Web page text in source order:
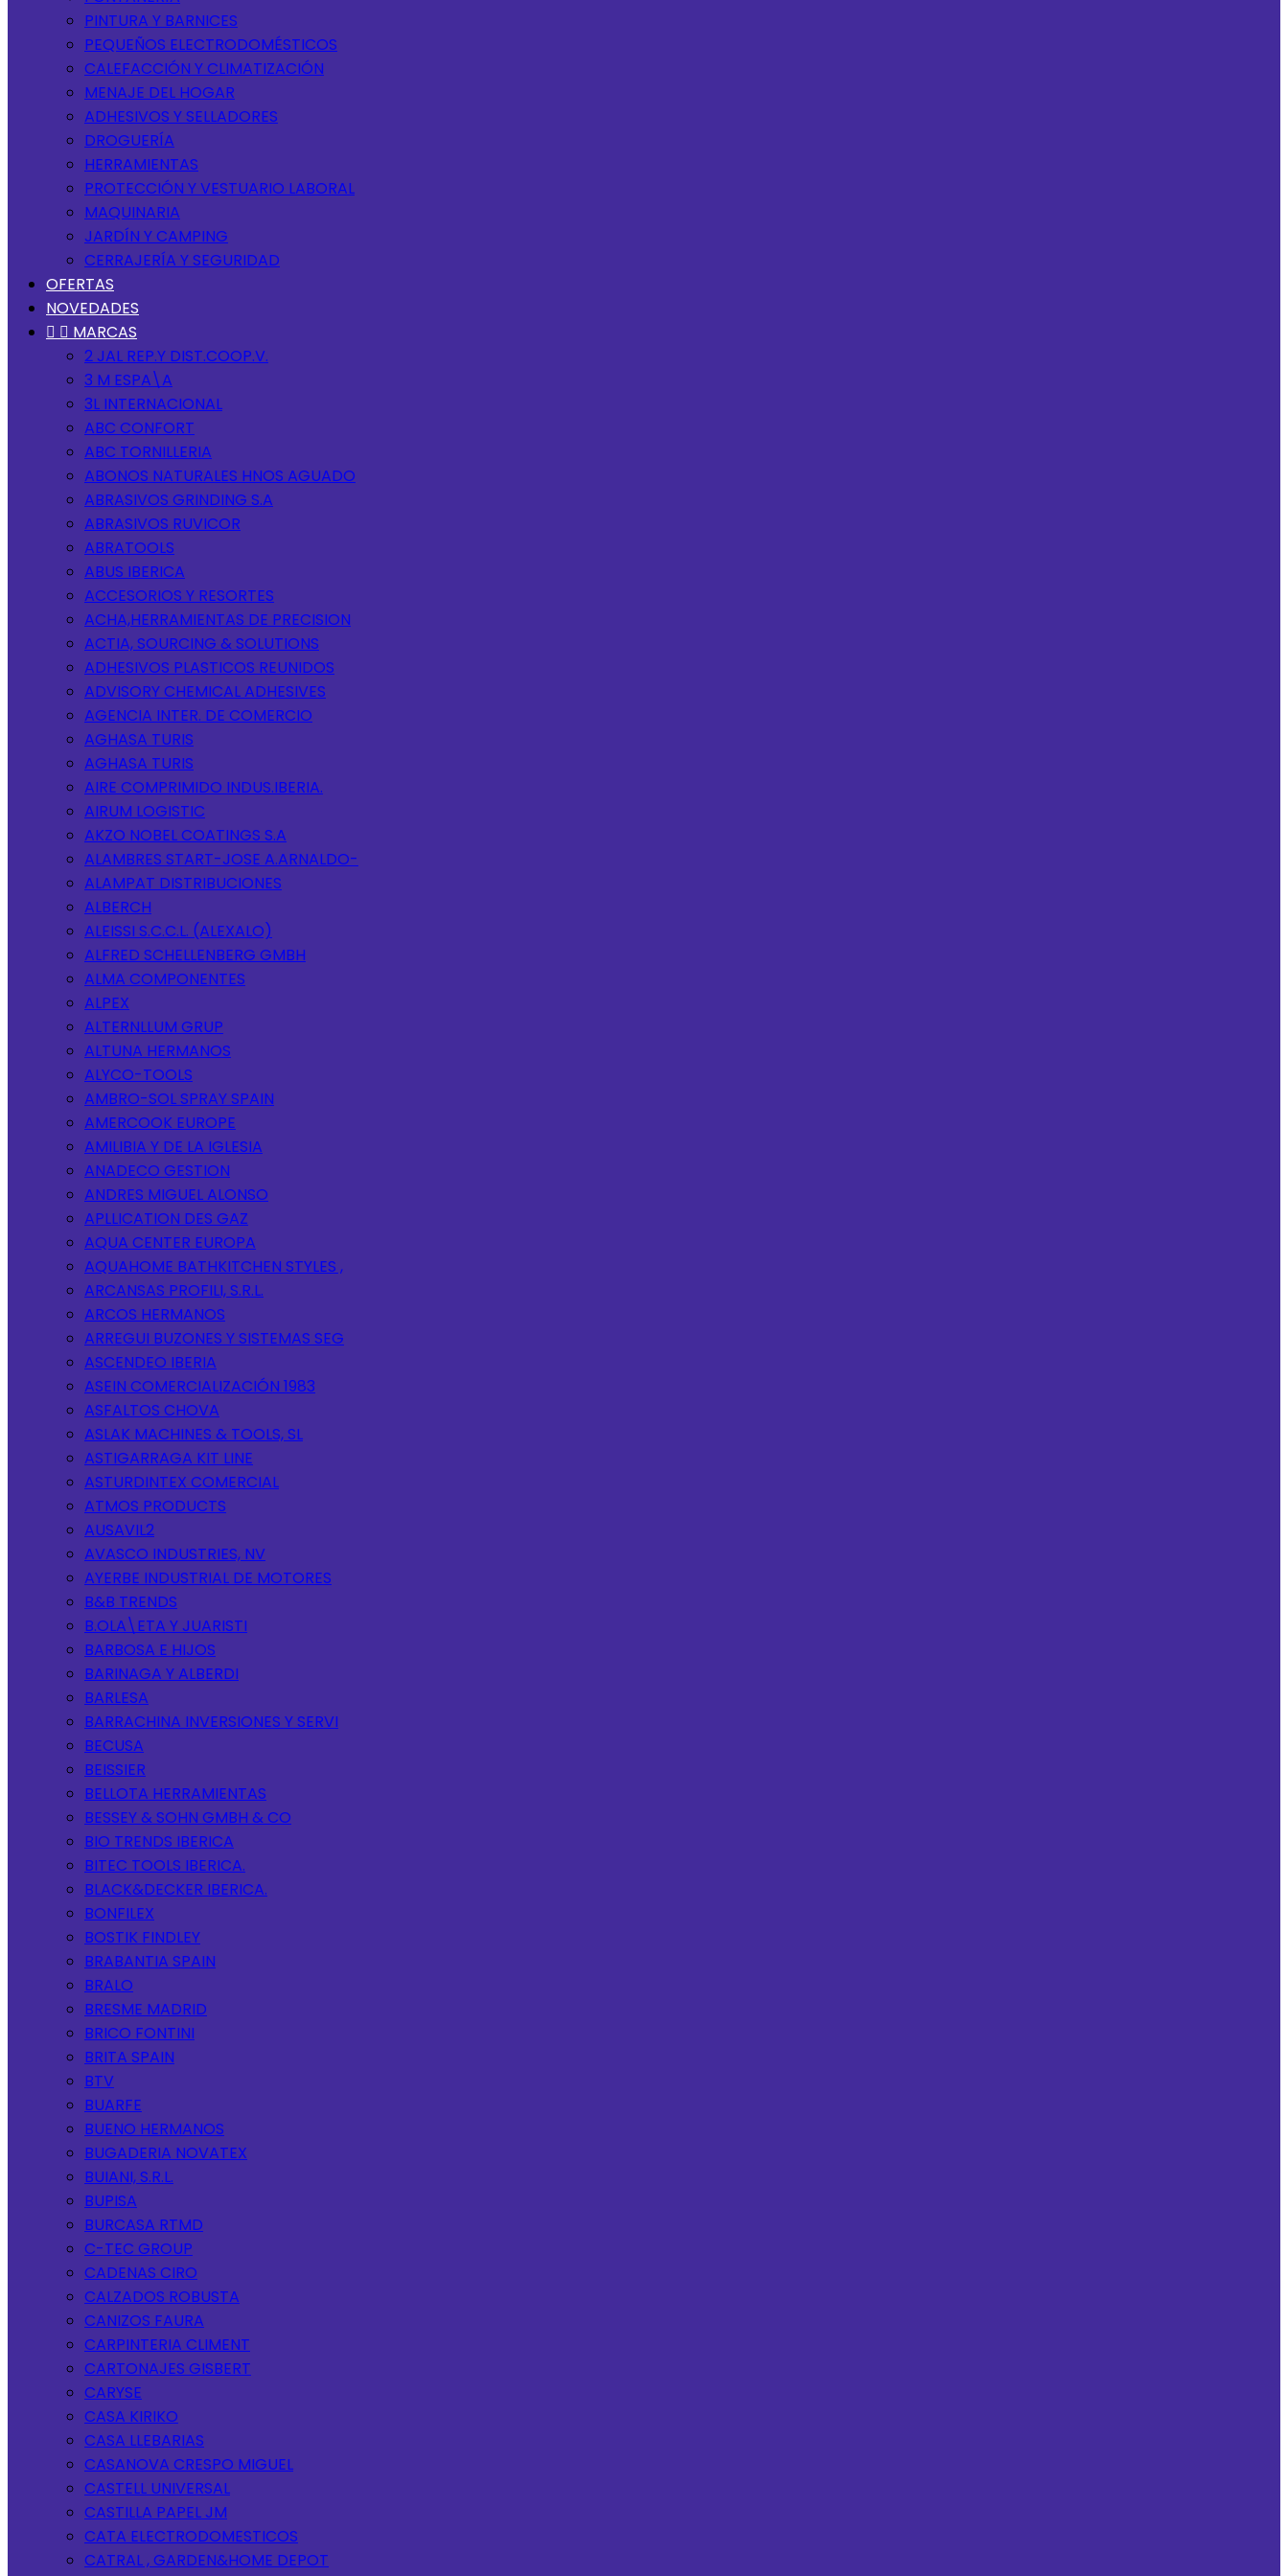
PINTURA Y BARNICES
PEQUEÑOS ELECTRODOMÉSTICOS
CALEFACCIÓN Y CLIMATIZACIÓN
MENAJE DEL HOGAR
ADHESIVOS Y SELLADORES
DROGUERÍA
HERRAMIENTAS
PROTECCIÓN Y VESTUARIO LABORAL
MAQUINARIA
JARDÍN Y CAMPING
CERRAJERÍA Y SEGURIDAD
OFERTAS
NOVEDADES
  MARCAS
2 JAL REP.Y DIST.COOP.V.
3 M ESPA\A
3L INTERNACIONAL
ABC CONFORT
ABC TORNILLERIA
ABONOS NATURALES HNOS AGUADO
ABRASIVOS GRINDING S.A
ABRASIVOS RUVICOR
ABRATOOLS
ABUS IBERICA
ACCESORIOS Y RESORTES
ACHA,HERRAMIENTAS DE PRECISION
ACTIA, SOURCING & SOLUTIONS
ADHESIVOS PLASTICOS REUNIDOS
ADVISORY CHEMICAL ADHESIVES
AGENCIA INTER. DE COMERCIO
AGHASA TURIS
AGHASA TURIS
AIRE COMPRIMIDO INDUS.IBERIA.
AIRUM LOGISTIC
AKZO NOBEL COATINGS S.A
ALAMBRES START-JOSE A.ARNALDO-
ALAMPAT DISTRIBUCIONES
ALBERCH
ALEISSI S.C.C.L. (ALEXALO)
ALFRED SCHELLENBERG GMBH
ALMA COMPONENTES
ALPEX
ALTERNLLUM GRUP
ALTUNA HERMANOS
ALYCO-TOOLS
AMBRO-SOL SPRAY SPAIN
AMERCOOK EUROPE
AMILIBIA Y DE LA IGLESIA
ANADECO GESTION
ANDRES MIGUEL ALONSO
APLLICATION DES GAZ
AQUA CENTER EUROPA
AQUAHOME BATHKITCHEN STYLES ,
ARCANSAS PROFILI, S.R.L.
ARCOS HERMANOS
ARREGUI BUZONES Y SISTEMAS SEG
ASCENDEO IBERIA
ASEIN COMERCIALIZACIÓN 1983
ASFALTOS CHOVA
ASLAK MACHINES & TOOLS, SL
ASTIGARRAGA KIT LINE
ASTURDINTEX COMERCIAL
ATMOS PRODUCTS
AUSAVIL2
AVASCO INDUSTRIES, NV
AYERBE INDUSTRIAL DE MOTORES
B&B TRENDS
B.OLA\ETA Y JUARISTI
BARBOSA E HIJOS
BARINAGA Y ALBERDI
BARLESA
BARRACHINA INVERSIONES Y SERVI
BECUSA
BEISSIER
BELLOTA HERRAMIENTAS
BESSEY & SOHN GMBH & CO
BIO TRENDS IBERICA
BITEC TOOLS IBERICA.
BLACK&DECKER IBERICA.
BONFILEX
BOSTIK FINDLEY
BRABANTIA SPAIN
BRALO
BRESME MADRID
BRICO FONTINI
BRITA SPAIN
BTV
BUARFE
BUENO HERMANOS
BUGADERIA NOVATEX
BUIANI, S.R.L.
BUPISA
BURCASA RTMD
C-TEC GROUP
CADENAS CIRO
CALZADOS ROBUSTA
CANIZOS FAURA
CARPINTERIA CLIMENT
CARTONAJES GISBERT
CARYSE
CASA KIRIKO
CASA LLEBARIAS
CASANOVA CRESPO MIGUEL
CASTELL UNIVERSAL
CASTILLA PAPEL JM
CATA ELECTRODOMESTICOS
CATRAL , GARDEN&HOME DEPOT